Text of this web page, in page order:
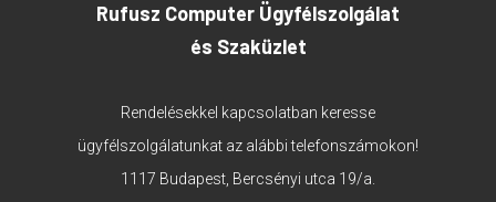
Rufusz Computer Ügyfélszolgálat
és Szaküzlet
Rendelésekkel kapcsolatban keresse
ügyfélszolgálatunkat az alábbi telefonszámokon!
1117 Budapest, Bercsényi utca 19/a.